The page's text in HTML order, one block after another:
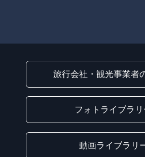
旅行会社・観光事業者
フォトライブラリ
動画ライブラリ